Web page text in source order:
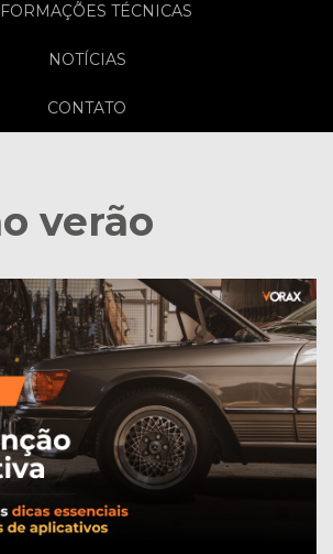
TÉCNICAS
NOTÍCIAS
CONTATO
verão